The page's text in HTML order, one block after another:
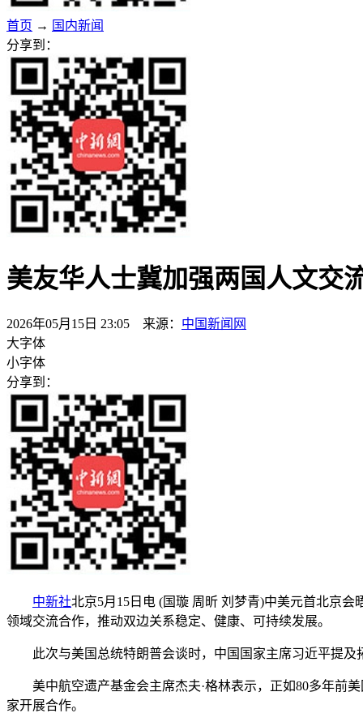
首页 → 国内新闻
分享到：
美友华人士冀加强两国人文交
2026年05月15日 23:05 来源： 中国新闻网
大字体
小字体
分享到：
中新社北京5月15日电 (国璇 周昕 刘梦青)中美元首北京
领域交流合作，推动双边关系稳定、健康、可持续发展。
此次与美国总统特朗普会谈时，中国国家主席习近平提及
美中航空遗产基金会主席杰夫·格林表示，正如80多年前美
家开展合作。